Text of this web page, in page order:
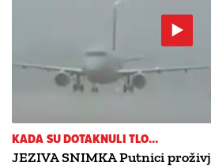
KADA SU DOTAKNULI TLO...
JEZIVA SNIMKA Putnici